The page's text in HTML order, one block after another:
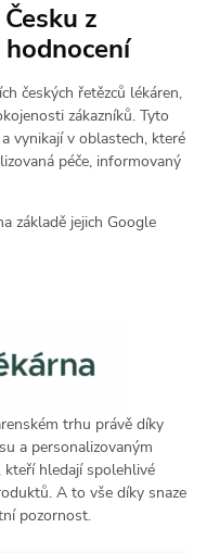
z
českých řetězců lékáren,
zákazníků. Tyto
vynikají v oblastech, které
péče, informovaný
základě jejich Google
trhu právě díky
a personalizovaným
hledají spolehlivé
A to vše díky snaze
pozornost.